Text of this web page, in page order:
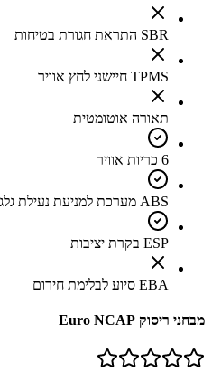
SBR התראת חגורת בטיחות
TPMS חיישני לחץ אוויר
תאורה אוטומטית
6 כריות אוויר
ABS מערכת למניעת נעילת גלגלים
ESP בקרת יציבות
EBA סיוע לבלימת חירום
מבחני ריסוק Euro NCAP